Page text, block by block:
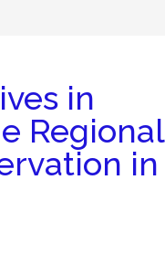
in
Regional
in